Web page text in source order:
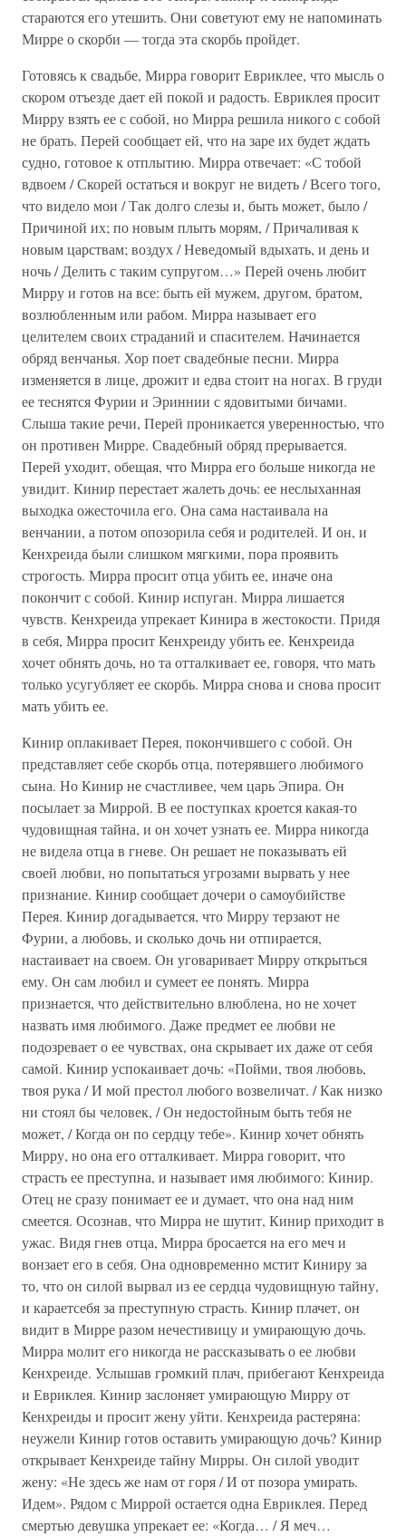
стараются его утешить. Они советуют ему не напоминать
Мирре о скорби — тогда эта скорбь пройдет.
Готовясь к свадьбе, Мирра говорит Евриклее, что мысль о
скором отъезде дает ей покой и радость. Евриклея просит
Мирру взять ее с собой, но Мирра решила никого с собой
не брать. Перей сообщает ей, что на заре их будет ждать
судно, готовое к отплытию. Мирра отвечает: «С тобой
вдвоем / Скорей остаться и вокруг не видеть / Всего того,
что видело мои / Так долго слезы и, быть может, было /
Причиной их; по новым плыть морям, / Причаливая к
новым царствам; воздух / Неведомый вдыхать, и день и
ночь / Делить с таким супругом…» Перей очень любит
Мирру и готов на все: быть ей мужем, другом, братом,
возлюбленным или рабом. Мирра называет его
целителем своих страданий и спасителем. Начинается
обряд венчанья. Хор поет свадебные песни. Мирра
изменяется в лице, дрожит и едва стоит на ногах. В груди
ее теснятся Фурии и Эриннии с ядовитыми бичами.
Слыша такие речи, Перей проникается уверенностью, что
он противен Мирре. Свадебный обряд прерывается.
Перей уходит, обещая, что Мирра его больше никогда не
увидит. Кинир перестает жалеть дочь: ее неслыханная
выходка ожесточила его. Она сама настаивала на
венчании, а потом опозорила себя и родителей. И он, и
Кенхреида были слишком мягкими, пора проявить
строгость. Мирра просит отца убить ее, иначе она
покончит с собой. Кинир испуган. Мирра лишается
чувств. Кенхреида упрекает Кинира в жестокости. Придя
в себя, Мирра просит Кенхреиду убить ее. Кенхреида
хочет обнять дочь, но та отталкивает ее, говоря, что мать
только усугубляет ее скорбь. Мирра снова и снова просит
мать убить ее.
Кинир оплакивает Перея, покончившего с собой. Он
представляет себе скорбь отца, потерявшего любимого
сына. Но Кинир не счастливее, чем царь Эпира. Он
посылает за Миррой. В ее поступках кроется какая-то
чудовищная тайна, и он хочет узнать ее. Мирра никогда
не видела отца в гневе. Он решает не показывать ей
своей любви, но попытаться угрозами вырвать у нее
признание. Кинир сообщает дочери о самоубийстве
Перея. Кинир догадывается, что Мирру терзают не
Фурии, а любовь, и сколько дочь ни отпирается,
настаивает на своем. Он уговаривает Мирру открыться
ему. Он сам любил и сумеет ее понять. Мирра
признается, что действительно влюблена, но не хочет
назвать имя любимого. Даже предмет ее любви не
подозревает о ее чувствах, она скрывает их даже от себя
самой. Кинир успокаивает дочь: «Пойми, твоя любовь,
твоя рука / И мой престол любого возвеличат. / Как низко
ни стоял бы человек, / Он недостойным быть тебя не
может, / Когда он по сердцу тебе». Кинир хочет обнять
Мирру, но она его отталкивает. Мирра говорит, что
страсть ее преступна, и называет имя любимого: Кинир.
Отец не сразу понимает ее и думает, что она над ним
смеется. Осознав, что Мирра не шутит, Кинир приходит в
ужас. Видя гнев отца, Мирра бросается на его меч и
вонзает его в себя. Она одновременно мстит Киниру за
то, что он силой вырвал из ее сердца чудовищную тайну,
и караетсебя за преступную страсть. Кинир плачет, он
видит в Мирре разом нечестивицу и умирающую дочь.
Мирра молит его никогда не рассказывать о ее любви
Кенхреиде. Услышав громкий плач, прибегают Кенхреида
и Евриклея. Кинир заслоняет умирающую Мирру от
Кенхреиды и просит жену уйти. Кенхреида растеряна:
неужели Кинир готов оставить умирающую дочь? Кинир
открывает Кенхреиде тайну Мирры. Он силой уводит
жену: «Не здесь же нам от горя / И от позора умирать.
Идем». Рядом с Миррой остается одна Евриклея. Перед
смертью девушка упрекает ее: «Когда… / Я меч…